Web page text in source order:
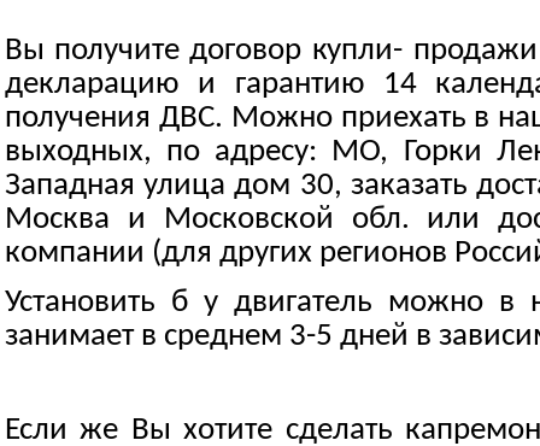
Вы получите договор купли-
декларацию и гарантию 14
получения ДВС. Можно приехать в
выходных, по адресу: МО, Горки
Западная улица дом 30, заказать
Москва и Московской обл. или
компании (для других регионов
Установить б у двигатель можно в
занимает в среднем 3-5 дней в
Если же Вы хотите сделать